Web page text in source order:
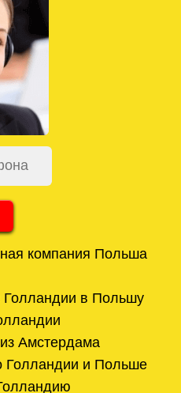
компания Польша
Голландии в Польшу
Амстердама
Голландии и Польше